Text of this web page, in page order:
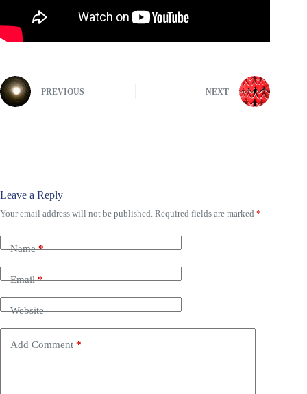
PREVIOUS NEXT
Leave a Reply
Your email address will not be published. Required fields are marked *
Name*
Email*
Website
Add Comment *